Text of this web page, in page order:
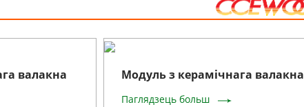
валакна Модуль з керамічнага валакна
Паглядзець больш